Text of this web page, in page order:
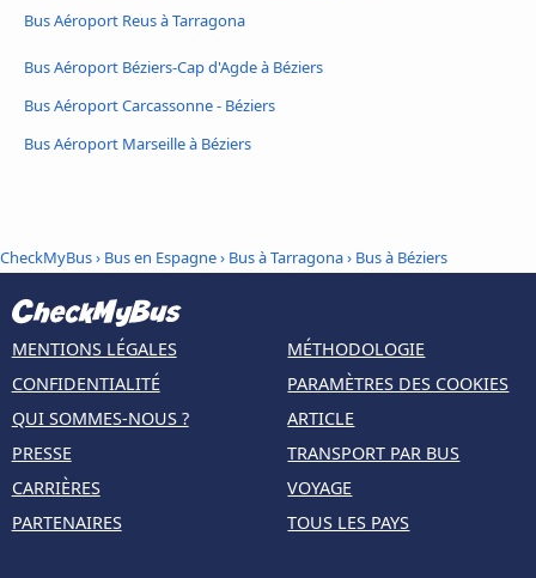
Bus Aéroport Reus à Tarragona
Bus Aéroport Béziers-Cap d'Agde à Béziers
Bus Aéroport Carcassonne - Béziers
Bus Aéroport Marseille à Béziers
CheckMyBus› Bus en Espagne› Bus à Tarragona› Bus à Béziers
MENTIONS LÉGALES
CONFIDENTIALITÉ
QUI SOMMES-NOUS ?
PRESSE
CARRIÈRES
PARTENAIRES
MÉTHODOLOGIE
PARAMÈTRES DES COOKIES
ARTICLE
TRANSPORT PAR BUS
VOYAGE
TOUS LES PAYS